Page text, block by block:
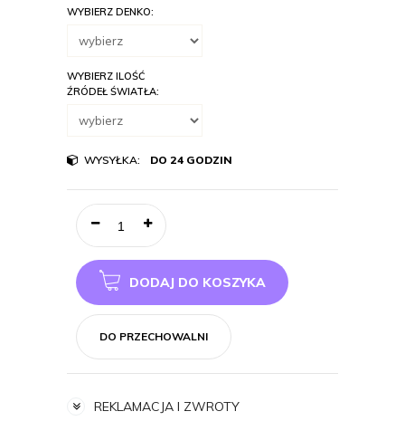
WYBIERZ DENKO:
WYBIERZ ILOŚĆ
ŹRÓDEŁ ŚWIATŁA:
WYSYŁKA: DO 24 GODZIN
DODAJ DO KOSZYKA
DO PRZECHOWALNI
REKLAMACJA I ZWROTY